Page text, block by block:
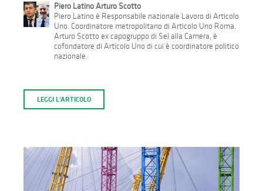
Piero Latino Arturo Scotto
Piero Latino è Responsabile nazionale Lavoro di Articolo
Uno. Coordinatore metropolitano di Articolo Uno Roma.
Arturo Scotto ex capogruppo di Sel alla Camera, è
cofondatore di Articolo Uno di cui è coordinatore politico
nazionale.
LEGGI L'ARTICOLO